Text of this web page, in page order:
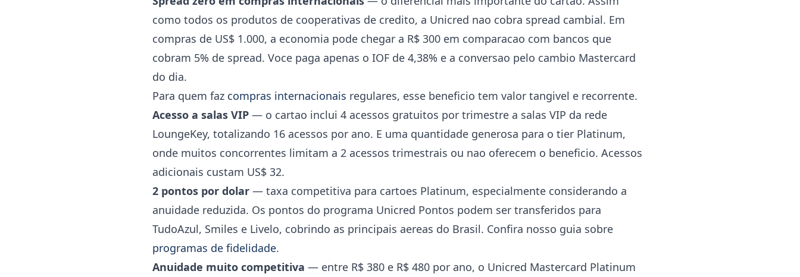
como todos os produtos de cooperativas de credito, a Unicred nao cobra spread cambial. Em
compras de US$ 1.000, a economia pode chegar a R$ 300 em comparacao com bancos que
cobram 5% de spread. Voce paga apenas o IOF de 4,38% e a conversao pelo cambio Mastercard
do dia.
Para quem faz compras internacionais regulares, esse beneficio tem valor tangivel e recorrente.
Acesso a salas VIP — o cartao inclui 4 acessos gratuitos por trimestre a salas VIP da rede
LoungeKey, totalizando 16 acessos por ano. E uma quantidade generosa para o tier Platinum,
onde muitos concorrentes limitam a 2 acessos trimestrais ou nao oferecem o beneficio. Acessos
adicionais custam US$ 32.
2 pontos por dolar — taxa competitiva para cartoes Platinum, especialmente considerando a
anuidade reduzida. Os pontos do programa Unicred Pontos podem ser transferidos para
TudoAzul, Smiles e Livelo, cobrindo as principais aereas do Brasil. Confira nosso guia sobre
programas de fidelidade.
Anuidade muito competitiva — entre R$ 380 e R$ 480 por ano, o Unicred Mastercard Platinum